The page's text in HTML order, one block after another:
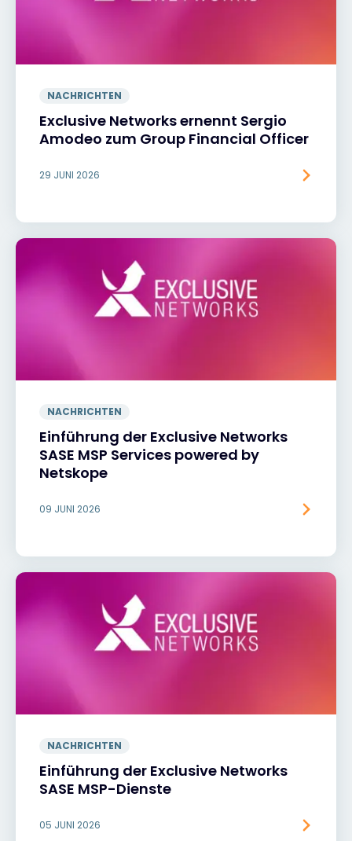
NACHRICHTEN
Exclusive Networks ernennt Sergio
Amodeo zum Group Financial Officer
29 JUNI 2026
NACHRICHTEN
Einführung der Exclusive Networks
SASE MSP Services powered by
Netskope
09 JUNI 2026
NACHRICHTEN
Einführung der Exclusive Networks
SASE MSP-Dienste
05 JUNI 2026